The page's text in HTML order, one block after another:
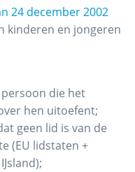
24 december 2002
kinderen en jongeren
die het
hen uitoefent;
geen lid is van de
(EU lidstaten +